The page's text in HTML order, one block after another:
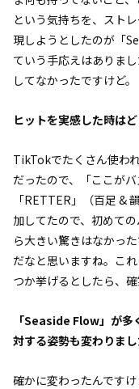
という気持ちを、スト
現しようとしたのが「
ていう手応えはありま
してなかったですけど。
――ヒットを実感した時は
TikTokでたくさん使わ
だったので、「ここが
「RETTER」（百足 &
加してたので、初めて
ら大きい驚きはなかっ
だなと思いますね。こ
つか挙げるとしたら、
――「Seaside Flow」が
対する姿勢も変わりまし
確かに変わったんです